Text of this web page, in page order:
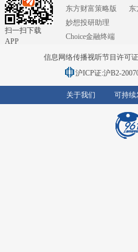
扫一扫下载
APP
东方财富策略版
妙想投研助理
Choice金融终端
东
信息网络传播视听节目许可
沪ICP证:沪B2-
关于我们 可持续